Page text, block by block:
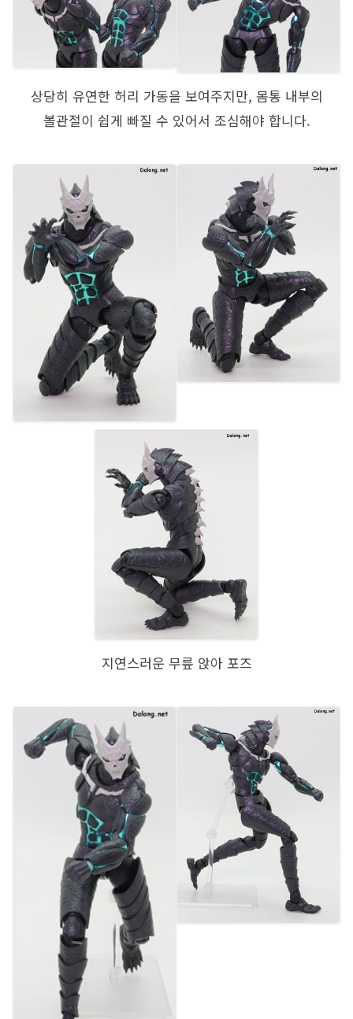
상당히 유연한 허리 가동을 보여주지만, 몸통 내부의
볼관절이 쉽게 빠질 수 있어서 조심해야 합니다.
지연스러운 무릎 앉아 포즈